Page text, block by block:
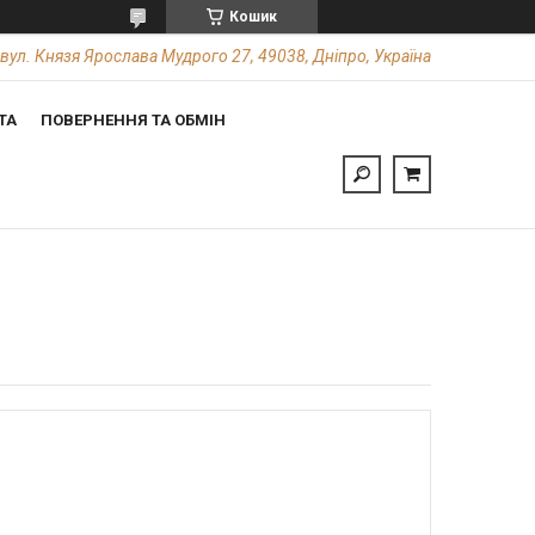
Кошик
вул. Князя Ярослава Мудрого 27, 49038, Дніпро, Україна
ПОВЕРНЕННЯ ТА ОБМІН